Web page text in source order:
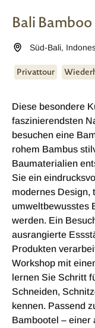
Bali Bamboo
Süd-Bali,
Privattour
Diese besondere
faszinierendsten
besuchen eine
rohem Bambus
Baumaterialien
Sie ein
modernes Design,
umweltbewusstes
werden. Ein
ausrangierte
Produkten
Workshop mit
lernen Sie Schritt
Schneiden,
kennen. Passend
Bambootel – einer